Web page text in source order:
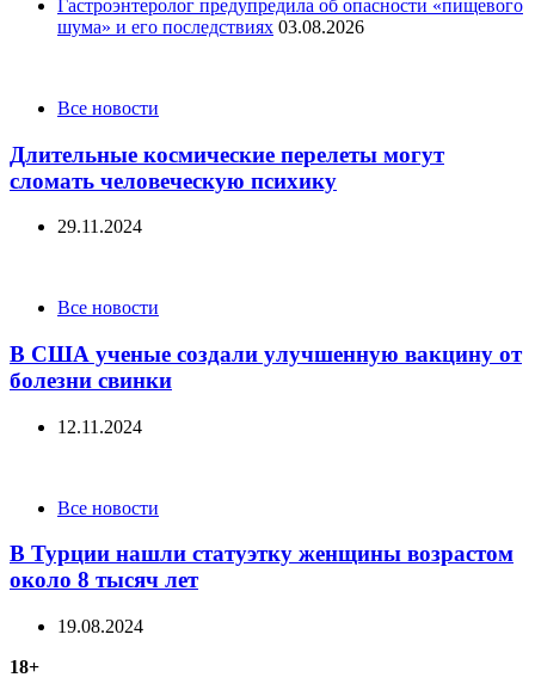
Гастроэнтеролог предупредила об опасности «пищевого
шума» и его последствиях 03.08.2026
CategoriesВсе новости
Длительные космические перелеты могут
сломать человеческую психику
29.11.2024
CategoriesВсе новости
В США ученые создали улучшенную вакцину от
болезни свинки
12.11.2024
CategoriesВсе новости
В Турции нашли статуэтку женщины возрастом
около 8 тысяч лет
19.08.2024
18+